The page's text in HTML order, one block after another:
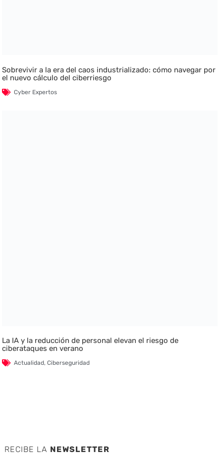
Sobrevivir a la era del caos industrializado: cómo navegar por
el nuevo cálculo del ciberriesgo
Cyber Expertos
La IA y la reducción de personal elevan el riesgo de
ciberataques en verano
Actualidad,Ciberseguridad
RECIBE LA NEWSLETTER